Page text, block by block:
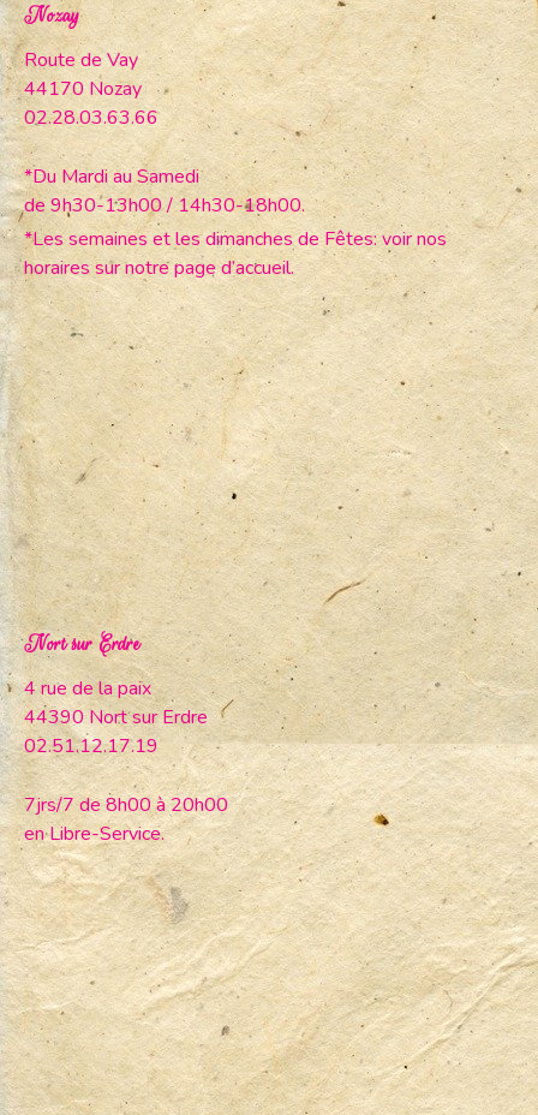
Nozay
Route de Vay
44170 Nozay
02.28.03.63.66
*Du Mardi au Samedi
de 9h30-13h00 / 14h30-18h00.
*Les semaines et les dimanches de Fêtes: voir nos
horaires sur notre page d’accueil.
Nort sur Erdre
4 rue de la paix
44390 Nort sur Erdre
02.51.12.17.19
7jrs/7 de 8h00 à 20h00
en Libre-Service.